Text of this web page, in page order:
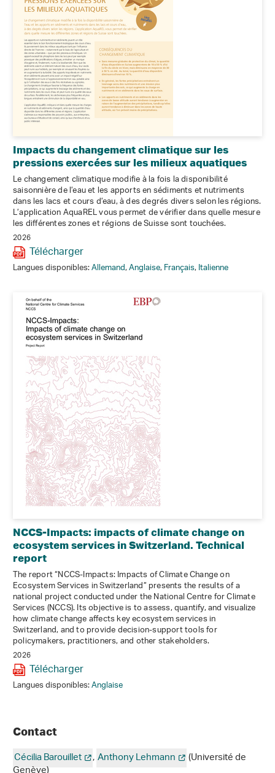
Impacts du changement climatique sur les
pressions exercées sur les milieux aquatiques
Le changement climatique modifie à la fois la disponibilité
saisonnière de l’eau et les apports en sédiments et nutriments
dans les lacs et cours d’eau, à des degrés divers selon les régions.
L’application AquaREL vous permet de vérifier dans quelle mesure
les différentes zones et régions de Suisse sont touchées.
2026
Télécharger
Langues disponibles:Allemand,Anglaise,Français,Italienne
NCCS-Impacts: impacts of climate change on
ecosystem services in Switzerland. Technical
report
The report “NCCS-Impacts: Impacts of Climate Change on
Ecosystem Services in Switzerland” presents the results of a
national project conducted under the National Centre for Climate
Services (NCCS). Its objective is to assess, quantify, and visualize
how climate change affects key ecosystem services in
Switzerland, and to provide decision-support tools for
policymakers, practitioners, and other stakeholders.
2026
Télécharger
Langues disponibles:Anglaise
Contact
Cécilia Barouillet ,Anthony Lehmann (Université de